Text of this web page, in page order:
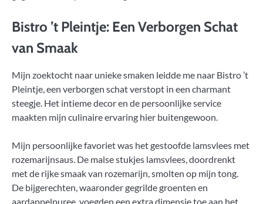
Bistro ’t Pleintje: Een Verborgen Schat
van Smaak
Mijn zoektocht naar unieke smaken leidde me naar Bistro ’t
Pleintje, een verborgen schat verstopt in een charmant
steegje. Het intieme decor en de persoonlijke service
maakten mijn culinaire ervaring hier buitengewoon.
Mijn persoonlijke favoriet was het gestoofde lamsvlees met
rozemarijnsaus. De malse stukjes lamsvlees, doordrenkt
met de rijke smaak van rozemarijn, smolten op mijn tong.
De bijgerechten, waaronder gegrilde groenten en
aardappelpuree, voegden een extra dimensie toe aan het